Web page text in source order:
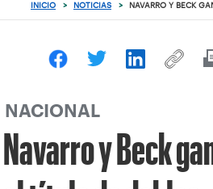
volver
principio
INICIO > NOTICIAS > NAVARRO Y BECK
NACIONAL
Navarro y Beck